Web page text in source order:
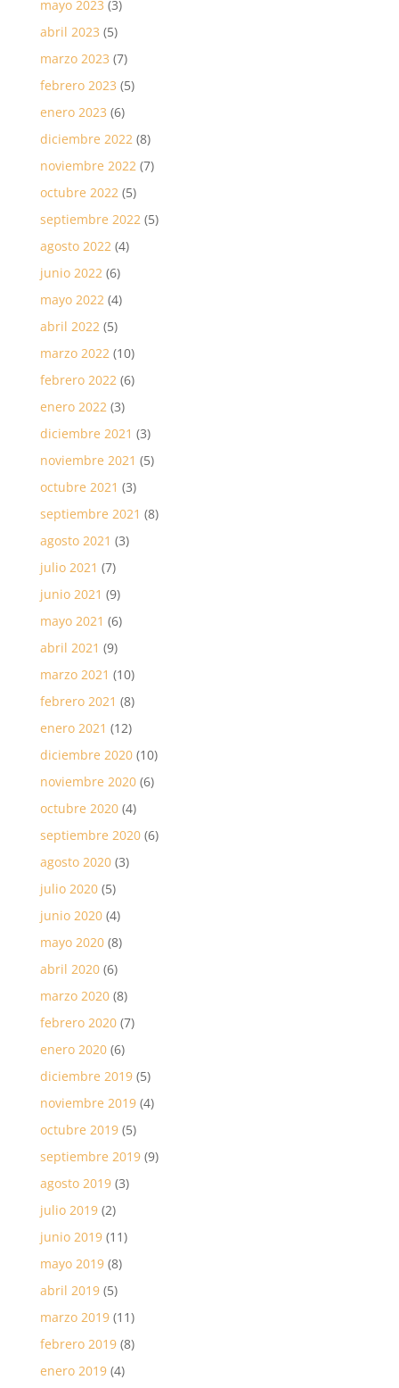
mayo 2023 (3)
abril 2023 (5)
marzo 2023 (7)
febrero 2023 (5)
enero 2023 (6)
diciembre 2022(8)
noviembre 2022(7)
octubre 2022(5)
septiembre 2022(5)
agosto 2022(4)
junio 2022(6)
mayo 2022(4)
abril 2022(5)
marzo 2022(10)
febrero 2022(6)
enero 2022(3)
diciembre 2021 (3)
noviembre 2021 (5)
octubre 2021 (3)
septiembre 2021 (8)
agosto 2021 (3)
julio 2021 (7)
junio 2021 (9)
mayo 2021 (6)
abril 2021 (9)
marzo 2021 (10)
febrero 2021 (8)
enero 2021 (12)
diciembre 2020(10)
noviembre 2020(6)
octubre 2020(4)
septiembre 2020(6)
agosto 2020(3)
julio 2020(5)
junio 2020(4)
mayo 2020(8)
abril 2020(6)
marzo 2020(8)
febrero 2020(7)
enero 2020(6)
diciembre 2019(5)
noviembre 2019(4)
octubre 2019(5)
septiembre 2019(9)
agosto 2019(3)
julio 2019(2)
junio 2019(11)
mayo 2019(8)
abril 2019(5)
marzo 2019(11)
febrero 2019(8)
enero 2019(4)